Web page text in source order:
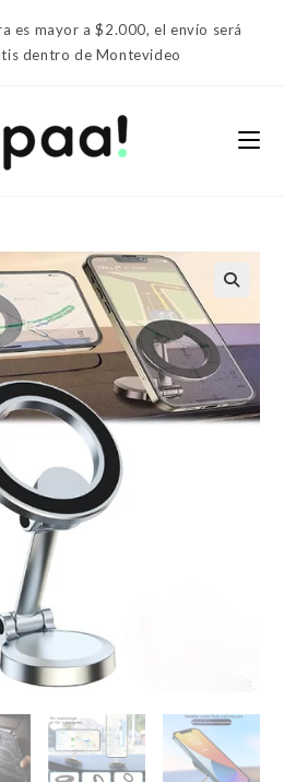
es mayor a $2.000, el envío será
dentro de Montevideo